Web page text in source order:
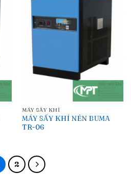
MÁY SẤY KHÍ
MÁY SẤY KHÍ NÉN BUMA
TR-06
2